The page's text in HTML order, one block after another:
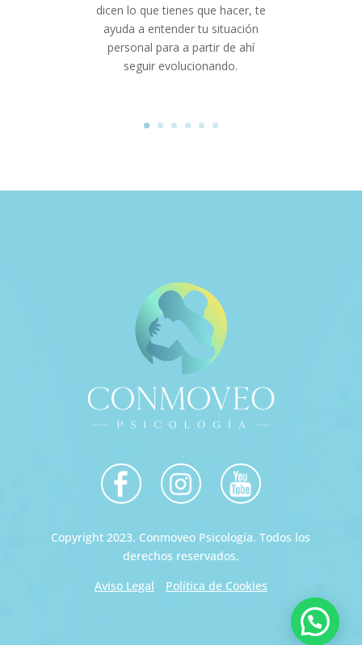
dicen lo que tienes que hacer, te
ayuda a entender tu situación
personal para a partir de ahí
seguir evolucionando.
Copyright 2023. Conmoveo Psicología. Todos los
derechos reservados.
Aviso Legal
Política de Cookies